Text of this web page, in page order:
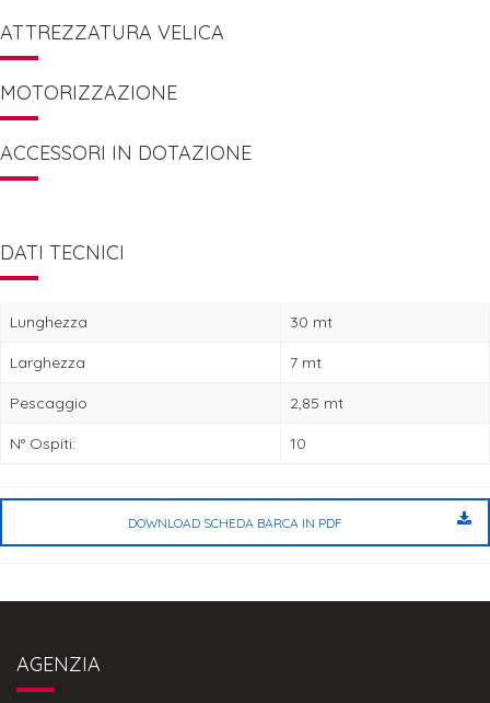
ATTREZZATURA VELICA
MOTORIZZAZIONE
ACCESSORI IN DOTAZIONE
DATI TECNICI
Lunghezza 30 mt
Larghezza 7 mt
Pescaggio 2,85 mt
N° Ospiti: 10
DOWNLOAD SCHEDA BARCA IN PDF
AGENZIA